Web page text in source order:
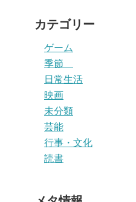
カテゴリー
ゲーム
季節
日常生活
映画
未分類
芸能
行事・文化
読書